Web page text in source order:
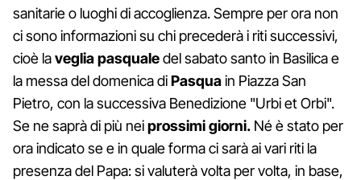
sanitarie o luoghi di accoglienza. Sempre per ora non
ci sono informazioni su chi precederà i riti successivi,
cioè laveglia pasqualedel sabato santo in Basilica e
la messa del domenica diPasquain Piazza San
Pietro, con la successiva Benedizione "Urbi et Orbi".
Se ne saprà di più neiprossimi giorni. Né è stato per
ora indicato se e in quale forma ci sarà ai vari riti la
presenza del Papa: si valuterà volta per volta, in base,